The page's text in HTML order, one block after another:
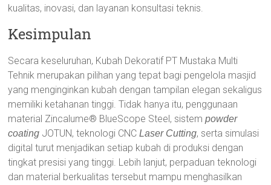
kualitas, inovasi, dan layanan konsultasi teknis.
Kesimpulan
Secara keseluruhan, Kubah Dekoratif PT Mustaka Multi
Tehnik merupakan pilihan yang tepat bagi pengelola masjid
yang menginginkan kubah dengan tampilan elegan sekaligus
memiliki ketahanan tinggi. Tidak hanya itu, penggunaan
material Zincalume® BlueScope Steel, sistempowder
coating JOTUN, teknologi CNCLaser Cutting, serta simulasi
digital turut menjadikan setiap kubah di produksi dengan
tingkat presisi yang tinggi. Lebih lanjut, perpaduan teknologi
dan material berkualitas tersebut mampu menghasilkan